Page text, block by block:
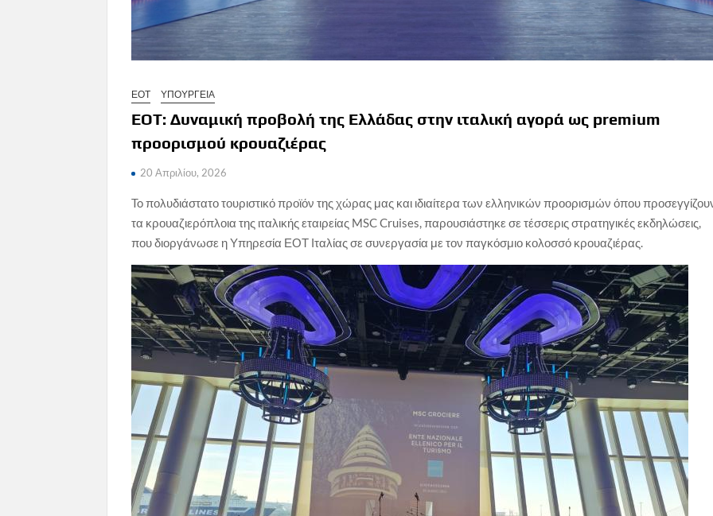
ΕΟΤ ΥΠΟΥΡΓΕΙΑ
ΕΟΤ: Δυναμική προβολή της Ελλάδας στην ιταλική αγορά ως premium
προορισμού κρουαζιέρας
20 Απριλίου, 2026
To πολυδιάστατο τουριστικό προϊόν της χώρας μας και ιδιαίτερα των ελληνικών προορισμών όπου
τα κρουαζιερόπλοια της ιταλικής εταιρείας MSC Cruises, παρουσιάστηκε σε τέσσερις στρατηγικές εκδηλώσεις,
που διοργάνωσε η Υπηρεσία ΕΟΤ Ιταλίας σε συνεργασία με τον παγκόσμιο κολοσσό κρουαζιέρας.